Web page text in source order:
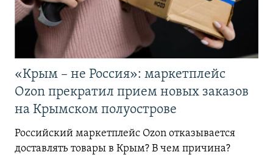
«Крым – не Россия»: маркетплейс
Ozon прекратил прием новых заказов
на Крымском полуострове
Российский маркетплейс Ozon отказывается
доставлять товары в Крым? В чем причина?